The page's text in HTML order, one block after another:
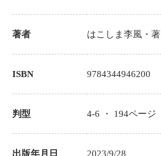
著者 はこしま李風 ・著
ISBN 9784344946200
判型 4-6 ・ 194ページ
出版年月日 2023/9/28